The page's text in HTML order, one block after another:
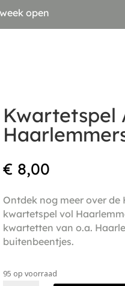
open
Kwartetspel
€ 8,00
Ontdek nog meer over de
kwartetspel vol
kwartetten van o.a.
buitenbeentjes.
95 op voorraad